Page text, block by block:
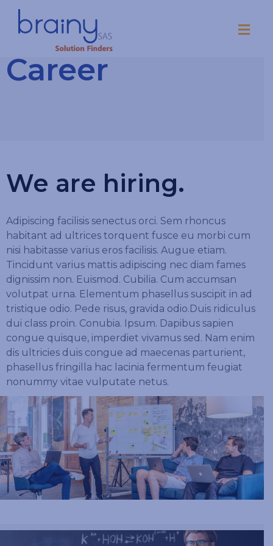
Career
We are hiring.
Adipiscing facilisis senectus orci. Sem rhoncus
habitant ad ultrices torquent fusce eu morbi cum
nisi habitasse varius eros facilisis. Augue etiam.
Tincidunt varius mattis adipiscing nec diam fames
dignissim non. Euismod. Cubilia. Cum accumsan
volutpat urna. Elementum phasellus suscipit in ad
tristique odio. Pede risus, gravida odio.Duis ridiculus
dui class proin. Conubia. Ipsum. Dapibus sapien
congue quisque, imperdiet vivamus sed. Nam enim
dis ultricies duis congue ad maecenas parturient,
phasellus fringilla hac lacinia fermentum feugiat
nonummy vitae vulputate netus.